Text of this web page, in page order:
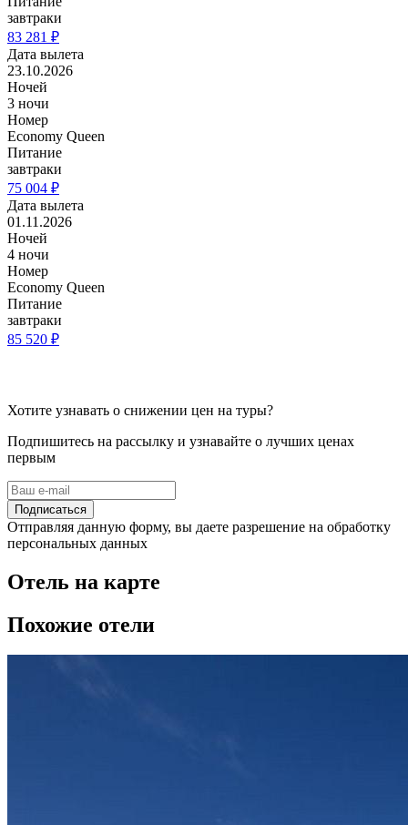
завтраки
83 281 ₽
Дата вылета
23.10.2026
Ночей
3 ночи
Номер
Economy Queen
Питание
завтраки
75 004 ₽
Дата вылета
01.11.2026
Ночей
4 ночи
Номер
Economy Queen
Питание
завтраки
85 520 ₽
Хотите узнавать о снижении цен на туры?
Подпишитесь на рассылку и узнавайте о лучших ценах
первым
Подписаться
Отправляя данную форму, вы даете разрешение на обработку
персональных данных
Отель на карте
Похожие отели